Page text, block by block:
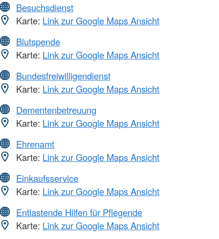
Besuchsdienst
Karte: Link zur Google Maps Ansicht
Blutspende
Karte: Link zur Google Maps Ansicht
Bundesfreiwilligendienst
Karte: Link zur Google Maps Ansicht
Dementenbetreuung
Karte: Link zur Google Maps Ansicht
Ehrenamt
Karte: Link zur Google Maps Ansicht
Einkaufsservice
Karte: Link zur Google Maps Ansicht
Entlastende Hilfen für Pflegende
Karte: Link zur Google Maps Ansicht